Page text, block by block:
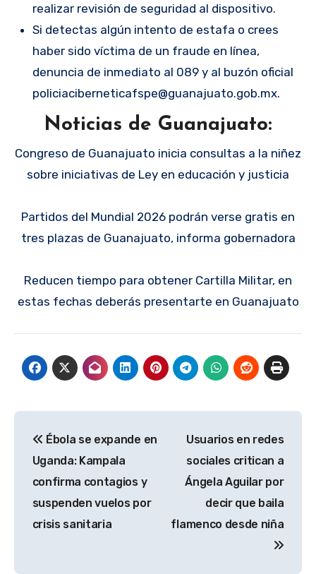
realizar revisión de seguridad al dispositivo.
Si detectas algún intento de estafa o crees
haber sido víctima de un fraude en línea,
denuncia de inmediato al 089 y al buzón oficial
policiaciberneticafspe@guanajuato.gob.mx.
Noticias de Guanajuato:
Congreso de Guanajuato inicia consultas a la niñez
sobre iniciativas de Ley en educación y justicia
Partidos del Mundial 2026 podrán verse gratis en
tres plazas de Guanajuato, informa gobernadora
Reducen tiempo para obtener Cartilla Militar, en
estas fechas deberás presentarte en Guanajuato
de
entradas
Ébola se expande en
Uganda: Kampala
confirma contagios y
suspenden vuelos por
crisis sanitaria
Usuarios en redes
sociales critican a
Ángela Aguilar por
decir que baila
flamenco desde niña